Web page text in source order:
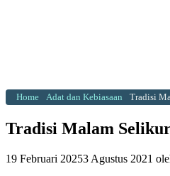
Home Adat dan Kebiasaan Tradisi
Tradisi Malam
19 Februari 20253 Agustus 2021